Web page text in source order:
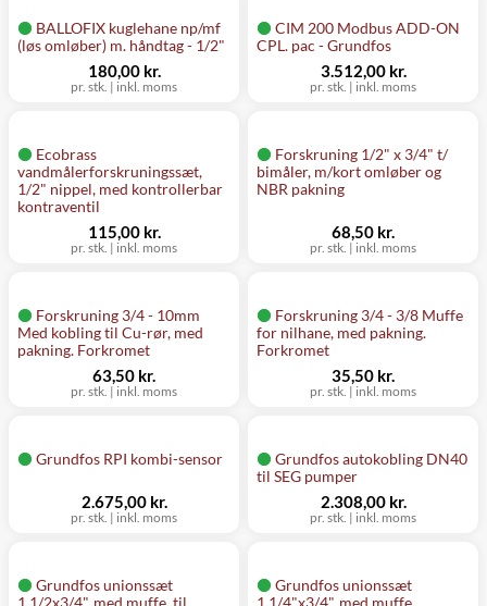
BALLOFIX kuglehane np/mf
(løs omløber) m. håndtag - 1/2"
pr. stk. | inkl. moms
180,00 kr.
CIM 200 Modbus ADD-ON
CPL. pac - Grundfos
pr. stk. | inkl. moms
3.512,00 kr.
Ecobrass
vandmålerforskruningssæt,
1/2" nippel, med kontrollerbar
kontraventil
pr. stk. | inkl. moms
115,00 kr.
Forskruning 1/2" x 3/4" t/
bimåler, m/kort omløber og
NBR pakning
pr. stk. | inkl. moms
68,50 kr.
Forskruning 3/4 - 10mm
Med kobling til Cu-rør, med
pakning. Forkromet
pr. stk. | inkl. moms
63,50 kr.
Forskruning 3/4 - 3/8 Muffe
for nilhane, med pakning.
Forkromet
pr. stk. | inkl. moms
35,50 kr.
Grundfos RPI kombi-sensor
pr. stk. | inkl. moms
2.675,00 kr.
Grundfos autokobling DN40
til SEG pumper
pr. stk. | inkl. moms
2.308,00 kr.
Grundfos unionssæt
1.1/2x3/4", med muffe, til
Grundfos unionssæt
1.1/4"x3/4", med muffe,